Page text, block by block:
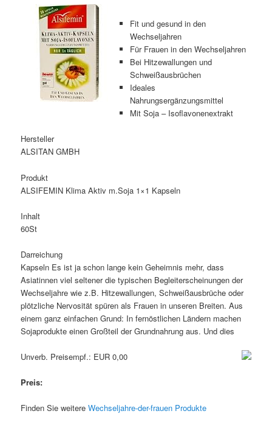
Fit und gesund in den
Wechseljahren
Für Frauen in den Wechseljahren
Bei Hitzewallungen und
Schweißausbrüchen
Ideales
Nahrungsergänzungsmittel
Mit Soja – Isoflavonenextrakt
Hersteller
ALSITAN GMBH
Produkt
ALSIFEMIN Klima Aktiv m.Soja 1×1 Kapseln
Inhalt
60St
Darreichung
Kapseln Es ist ja schon lange kein Geheimnis mehr, dass
Asiatinnen viel seltener die typischen Begleiterscheinungen der
Wechseljahre wie z.B. Hitzewallungen, Schweißausbrüche oder
plötzliche Nervosität spüren als Frauen in unseren Breiten. Aus
einem ganz einfachen Grund: In fernöstlichen Ländern machen
Sojaprodukte einen Großteil der Grundnahrung aus. Und dies
Unverb. Preisempf.: EUR 0,00
Preis:
Finden Sie weitereWechseljahre-der-frauen Produkte